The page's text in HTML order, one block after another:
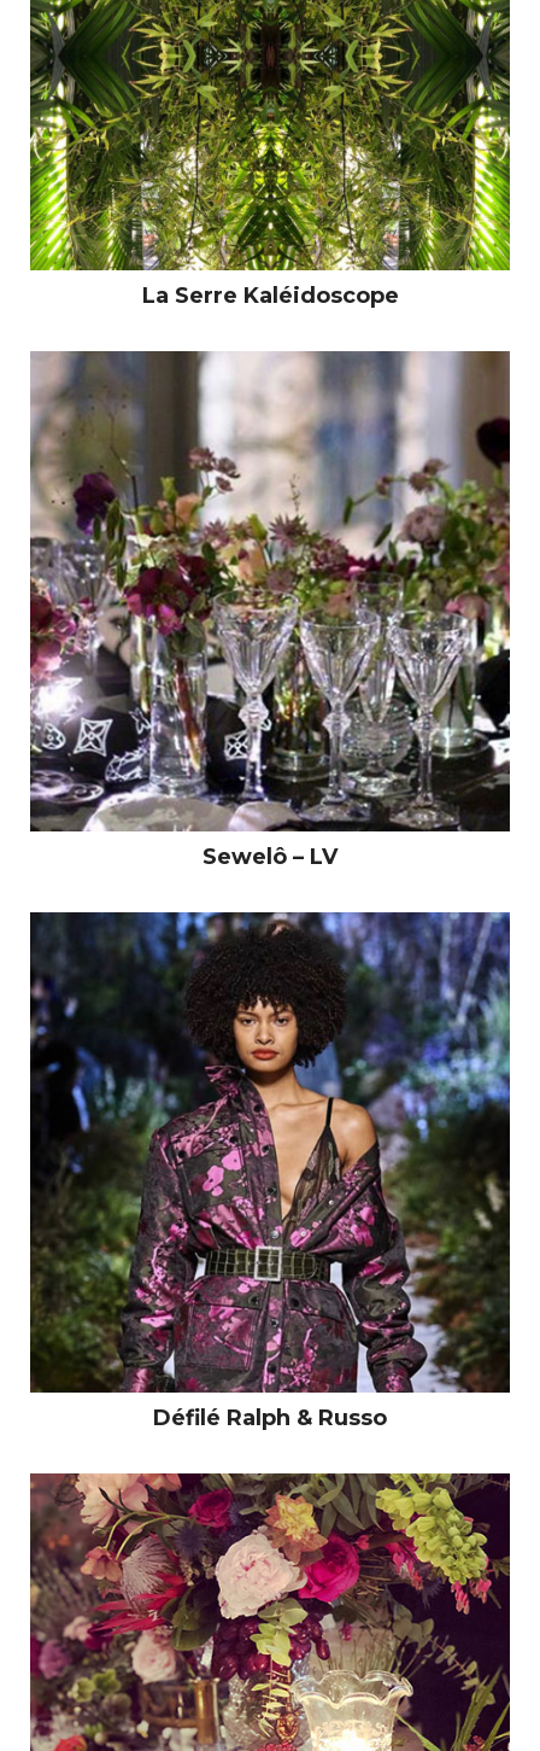
La Serre Kaléidoscope
Sewelô – LV
Défilé Ralph & Russo